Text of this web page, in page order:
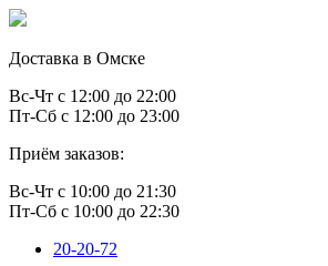
Доставка в Омске
Вс-Чт с 12:00 до 22:00
Пт-Сб с 12:00 до 23:00
Приём заказов:
Вс-Чт с 10:00 до 21:30
Пт-Сб с 10:00 до 22:30
20-20-72